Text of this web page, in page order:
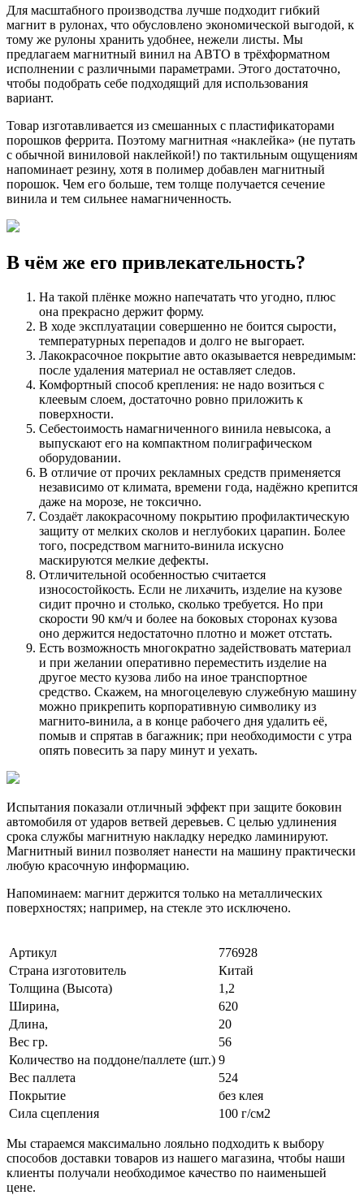
Для масштабного производства лучше подходит гибкий
магнит в рулонах, что обусловлено экономической выгодой, к
тому же рулоны хранить удобнее, нежели листы. Мы
предлагаем магнитный винил на АВТО в трёхформатном
исполнении с различными параметрами. Этого достаточно,
чтобы подобрать себе подходящий для использования
вариант.
Товар изготавливается из смешанных с пластификаторами
порошков феррита. Поэтому магнитная «наклейка» (не путать
с обычной виниловой наклейкой!) по тактильным ощущениям
напоминает резину, хотя в полимер добавлен магнитный
порошок. Чем его больше, тем толще получается сечение
винила и тем сильнее намагниченность.
В чём же его привлекательность?
На такой плёнке можно напечатать что угодно, плюс
она прекрасно держит форму.
В ходе эксплуатации совершенно не боится сырости,
температурных перепадов и долго не выгорает.
Лакокрасочное покрытие авто оказывается невредимым:
после удаления материал не оставляет следов.
Комфортный способ крепления: не надо возиться с
клеевым слоем, достаточно ровно приложить к
поверхности.
Себестоимость намагниченного винила невысока, а
выпускают его на компактном полиграфическом
оборудовании.
В отличие от прочих рекламных средств применяется
независимо от климата, времени года, надёжно крепится
даже на морозе, не токсично.
Создаёт лакокрасочному покрытию профилактическую
защиту от мелких сколов и неглубоких царапин. Более
того, посредством магнито-винила искусно
маскируются мелкие дефекты.
Отличительной особенностью считается
износостойкость. Если не лихачить, изделие на кузове
сидит прочно и столько, сколько требуется. Но при
скорости 90 км/ч и более на боковых сторонах кузова
оно держится недостаточно плотно и может отстать.
Есть возможность многократно задействовать материал
и при желании оперативно переместить изделие на
другое место кузова либо на иное транспортное
средство. Скажем, на многоцелевую служебную машину
можно прикрепить корпоративную символику из
магнито-винила, а в конце рабочего дня удалить её,
помыв и спрятав в багажник; при необходимости с утра
опять повесить за пару минут и уехать.
Испытания показали отличный эффект при защите боковин
автомобиля от ударов ветвей деревьев. С целью удлинения
срока службы магнитную накладку нередко ламинируют.
Магнитный винил позволяет нанести на машину практически
любую красочную информацию.
Напоминаем: магнит держится только на металлических
поверхностях; например, на стекле это исключено.
Артикул
776928
Страна изготовитель
Китай
Толщина (Высота)
1,2
Ширина,
620
Длина,
20
Вес гр.
56
Количество на поддоне/паллете (шт.) 9
Вес паллета
524
Покрытие
без клея
Сила сцепления
100 г/см2
Мы стараемся максимально лояльно подходить к выбору
способов доставки товаров из нашего магазина, чтобы наши
клиенты получали необходимое качество по наименьшей
цене.